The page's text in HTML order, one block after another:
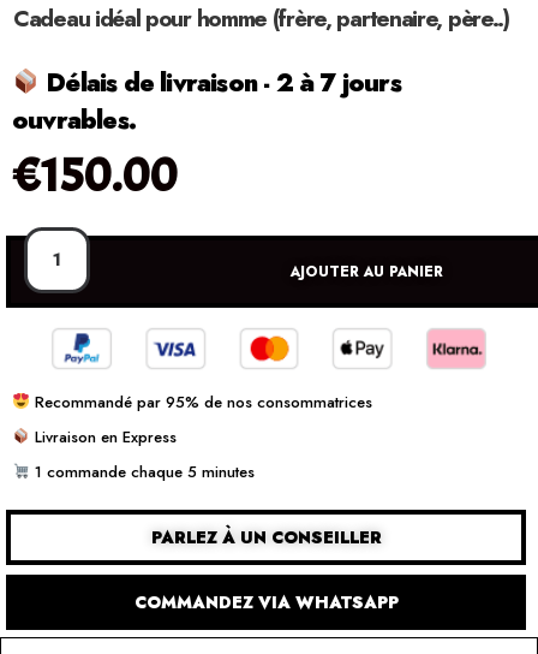
Cadeau idéal pour homme (frère, partenaire, père..)
Délais de livraison - 2 à 7 jours
ouvrables.
€150.00
AJOUTER AU PANIER
Recommandé par 95% de nos consommatrices
Livraison en Express
1 commande chaque 5 minutes
PARLEZ À UN CONSEILLER
COMMANDEZ VIA WHATSAPP